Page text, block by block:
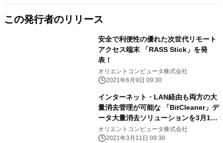
この発行者のリリース
安全で利便性の優れた次世代リモート
アクセス端末 「RASS Stick」を発
表！
オリエントコンピュータ株式会社
2021年6月9日 09:30
インターネット・LAN経由も両方の大
量消去管理が可能な 「BitCleaner」デ
ータ大量消去ソリューションを3月11
日に発表！ ～返却や廃棄時のPC・
HDD・SSDからの情報漏洩防止～
オリエントコンピュータ株式会社
2021年3月11日 09:30